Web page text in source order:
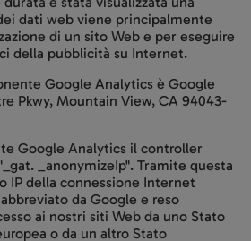
dati web viene principalmente
di un sito Web e per eseguire
della pubblicità su Internet.
Google Analytics è Google
Pkwy, Mountain View, CA 94043-
Google Analytics il controller
_anonymizeIp". Tramite questa
IP della connessione Internet
da Google e reso
ai nostri siti Web da uno Stato
o da un altro Stato